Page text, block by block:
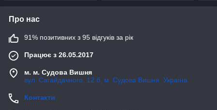
Про нас
91% позитивних з 95 відгуків за рік
Працює з 26.05.2017
м. м. Судова Вишня
вул. Сагайдачного, 12 б, м. Судова Вишня, Україна
Контакти